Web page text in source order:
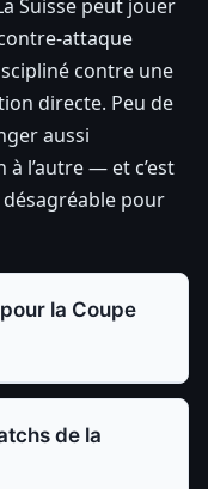
Suisse peut jouer
attaque
contre une
directe. Peu de
aussi
l’autre — et c’est
pour
la Coupe
de la